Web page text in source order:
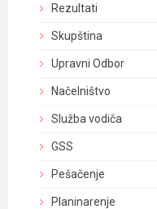
Rezultati
Skupština
Upravni Odbor
Načelništvo
Služba vodiča
GSS
Pešačenje
Planinarenje